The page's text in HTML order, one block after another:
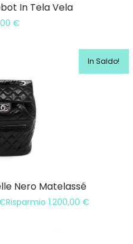
In Tela Vela
€
In Saldo!
Nero Matelassé
Risparmio 1.200,00 €